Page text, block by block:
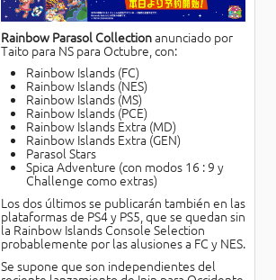
Rainbow Parasol Collectionanunciado por
Taito para NS para Octubre, con:
Rainbow Islands (FC)
Rainbow Islands (NES)
Rainbow Islands (MS)
Rainbow Islands (PCE)
Rainbow Islands Extra (MD)
Rainbow Islands Extra (GEN)
Parasol Stars
Spica Adventure (con modos 16 : 9 y
Challenge como extras)
Los dos últimos se publicarán también en las
plataformas de PS4 y PS5, que se quedan sin
la Rainbow Islands Console Selection
probablemente por las alusiones a FC y NES.
Se supone que son independientes del